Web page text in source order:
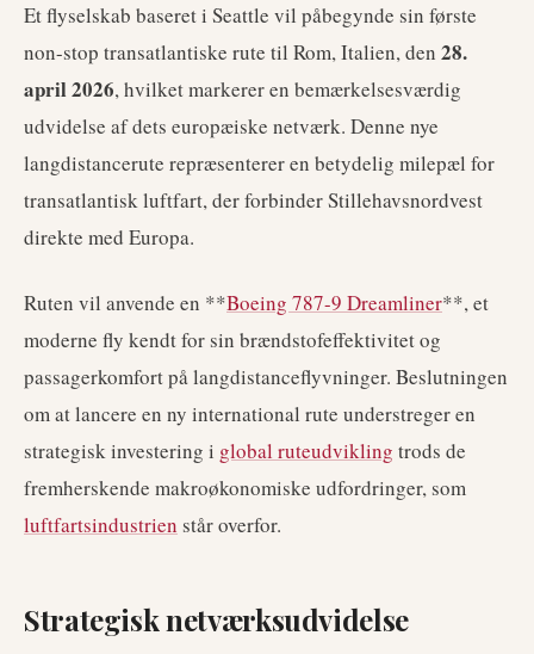
Et flyselskab baseret i Seattle vil påbegynde sin første
non-stop transatlantiske rute til Rom, Italien, den 28.
april 2026, hvilket markerer en bemærkelsesværdig
udvidelse af dets europæiske netværk. Denne nye
langdistancerute repræsenterer en betydelig milepæl for
transatlantisk luftfart, der forbinder Stillehavsnordvest
direkte med Europa.
Ruten vil anvende en **Boeing 787-9 Dreamliner**, et
moderne fly kendt for sin brændstofeffektivitet og
passagerkomfort på langdistanceflyvninger. Beslutningen
om at lancere en ny international rute understreger en
strategisk investering i global ruteudvikling trods de
fremherskende makroøkonomiske udfordringer, som
luftfartsindustrien står overfor.
Strategisk netværksudvidelse